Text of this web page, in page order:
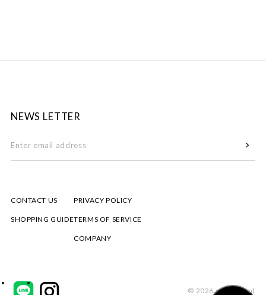
NEWS LETTER
CONTACT US
SHOPPING GUIDE
PRIVACY POLICY
TERMS OF SERVICE
COMPANY
© 2026 mizuiro ind